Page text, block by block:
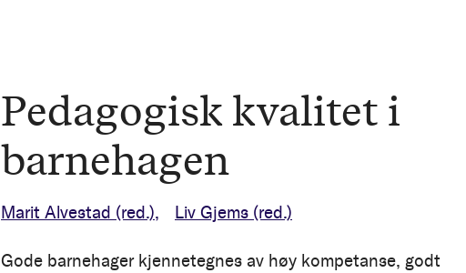
Pedagogisk kvalitet i
barnehagen
Marit Alvestad (red.) Liv Gjems (red.)
Gode barnehager kjennetegnes av høy kompetanse, godt